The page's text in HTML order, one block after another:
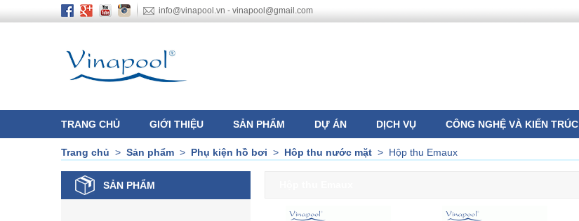
info@vinapool.vn - vinapool@gmail.com
TRANG CHỦ GIỚI THIỆU SẢN PHẨM DỰ ÁN DỊCH VỤ CÔNG NGHỆ VÀ KIẾN TRÚC
Trang chủ > Sản phẩm > Phụ kiện hồ bơi > Hôp thu nước mặt > Hộp thu Emaux
SẢN PHẨM